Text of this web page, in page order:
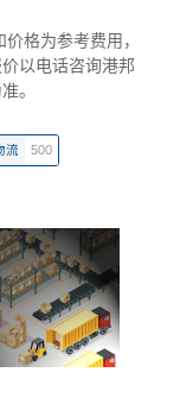
价格为参考费用，
以电话咨询港邦
。
流 500